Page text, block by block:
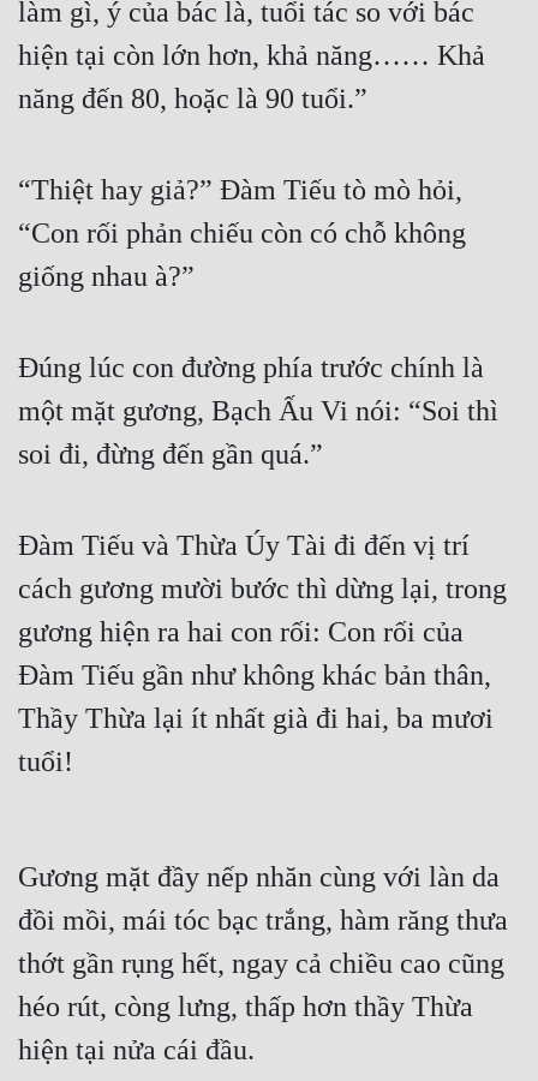
Đô Thị
Đông Phương
Đông Phương Huyền Huyễn
Cẩu Đạo Trường Sinh
Ngự Thú
Vô Địch Lưu
Đam Mỹ
Đẹp
Đẹp Hiệp
Điềm Đạm
làm gì, ý của bác là, tuổi tác so với bác
hiện tại còn lớn hơn, khả năng…… Khả
năng đến 80, hoặc là 90 tuổi.”
“Thiệt hay giả?” Đàm Tiếu tò mò hỏi,
“Con rối phản chiếu còn có chỗ không
giống nhau à?”
Đúng lúc con đường phía trước chính là
một mặt gương, Bạch Ấu Vi nói: “Soi thì
soi đi, đừng đến gần quá.”
Đàm Tiếu và Thừa Úy Tài đi đến vị trí
cách gương mười bước thì dừng lại, trong
gương hiện ra hai con rối: Con rối của
Đàm Tiếu gần như không khác bản thân,
Thầy Thừa lại ít nhất già đi hai, ba mươi
tuổi!
Gương mặt đầy nếp nhăn cùng với làn da
đồi mồi, mái tóc bạc trắng, hàm răng thưa
thớt gần rụng hết, ngay cả chiều cao cũng
héo rút, còng lưng, thấp hơn thầy Thừa
hiện tại nửa cái đầu.